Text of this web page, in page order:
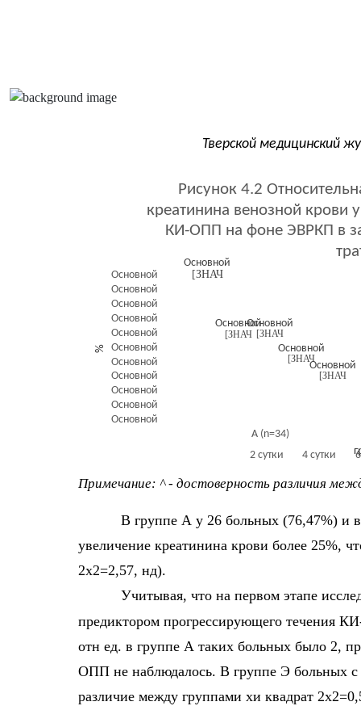
Тверской медицинский
Примечание: ^ - достоверность различия
В группе А у 26 больных (76,47%) и
увеличение креатинина крови более 25%,
2х2=2,57, нд).
Учитывая, что на первом этапе
предиктором прогрессирующего течения
отн ед. в группе А таких больных было 2,
ОПП не наблюдалось. В группе Э больных
различие между группами хи квадрат
Основной
[ЗНАЧ
Основной
[ЗНАЧ
Основной
[ЗНАЧ
Основной
[ЗНАЧ
Основной
[ЗНАЧ
Основной
Основной
Основной
Основной
Основной
Основной
Основной
Основной
Основной
Основной
Основной
А (n=34)
%
Рисунок 4.2
креатинина венозной
КИ-ОПП на фоне ЭВРКП в
2 сутки 4 сутки